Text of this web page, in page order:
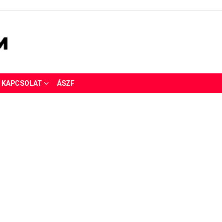
KAPCSOLAT ÁSZF